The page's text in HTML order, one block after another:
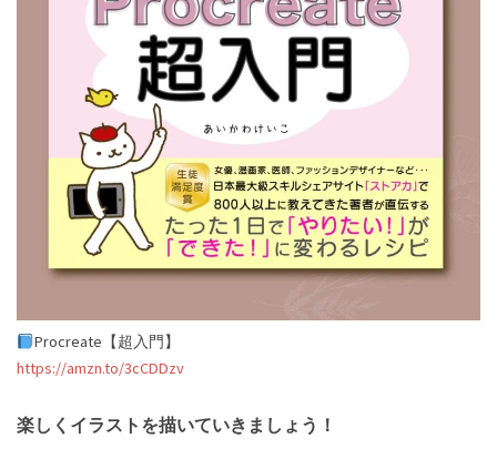
Procreate【超入門】
https://amzn.to/3cCDDzv
楽しくイラストを描いていきましょう！